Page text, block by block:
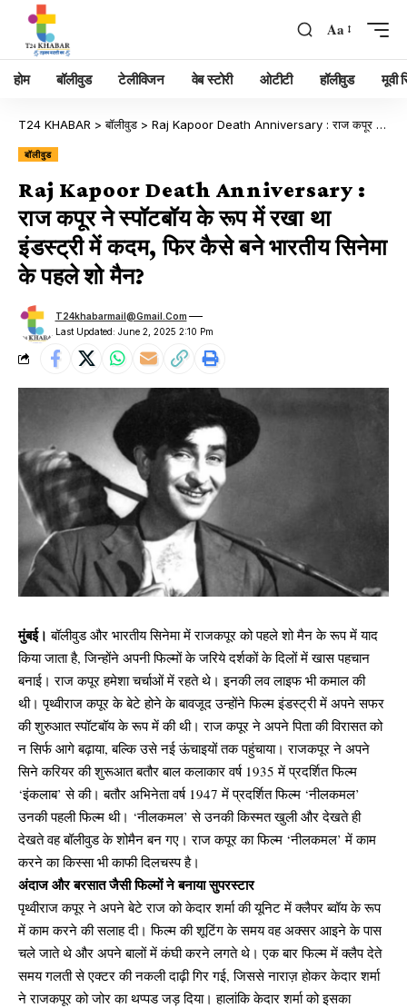
Aa
होम बॉलीवुड टेलीविजन वेब स्टोरी ओटीटी हॉलीवुड मूवी
T24 KHABAR >बॉलीवुड > Raj Kapoor Death Anniversary : राज कपूर ने स्पॉटबॉय के रूप में रखा था इंडस्ट्री में कदम, फिर कैसे बने भारतीय सिनेमा के पहले शो मैन?
बॉलीवुड
Raj Kapoor Death Anniversary :
राज कपूर ने स्पॉटबॉय के रूप में रखा था
इंडस्ट्री में कदम, फिर कैसे बने भारतीय सिनेमा
के पहले शो मैन?
Last Updated: June 2, 2025 2:10 Pm
T24khabarmail@gmail.com
मुंबई।बॉलीवुड और भारतीय सिनेमा में राजकपूर को पहले शो मैन के रूप में याद
किया जाता है, जिन्होंने अपनी फिल्मों के जरिये दर्शकों के दिलों में खास पहचान
बनाई। राज कपूर हमेशा चर्चाओं में रहते थे। इनकी लव लाइफ भी कमाल की
थी। पृथ्वीराज कपूर के बेटे होने के बावजूद उन्होंने फिल्म इंडस्ट्री में अपने सफर
की शुरुआत स्पॉटबॉय के रूप में की थी। राज कपूर ने अपने पिता की विरासत को
न सिर्फ आगे बढ़ाया, बल्कि उसे नई ऊंचाइयों तक पहुंचाया। राजकपूर ने अपने
सिने करियर की शुरूआत बतौर बाल कलाकार वर्ष 1935 में प्रदर्शित फिल्म
‘इंकलाब’ से की। बतौर अभिनेता वर्ष 1947 में प्रदर्शित फिल्म ‘नीलकमल’
उनकी पहली फिल्म थी। ‘नीलकमल’ से उनकी किस्मत खुली और देखते ही
देखते वह बॉलीवुड के शोमैन बन गए। राज कपूर का फिल्म ‘नीलकमल’ में काम
करने का किस्सा भी काफी दिलचस्प है।
अंदाज और बरसात जैसी फिल्मों ने बनाया सुपरस्टार
पृथ्वीराज कपूर ने अपने बेटे राज को केदार शर्मा की यूनिट में क्लैपर ब्वॉय के रूप
में काम करने की सलाह दी। फिल्म की शूटिंग के समय वह अक्सर आइने के पास
चले जाते थे और अपने बालों में कंघी करने लगते थे। एक बार फिल्म में क्लैप देते
समय गलती से एक्टर की नकली दाढ़ी गिर गई, जिससे नाराज़ होकर केदार शर्मा
ने राजकपूर को जोर का थप्पड जड़ दिया। हालांकि केदार शर्मा को इसका